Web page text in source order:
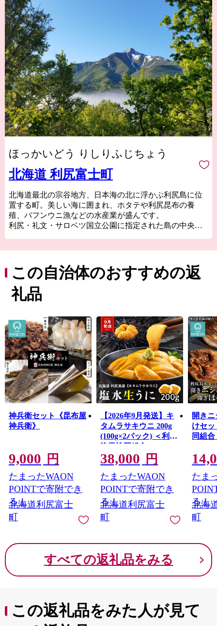
ほっかいどう りしりふじちょう
北海道 利尻富士町
北海道最北の宗谷地方、日本海の北に浮かぶ利尻島に位
置する町。美しい海に囲まれ、ホタテや利尻昆布の養
殖、バフンウニ漁などの水産業が盛んです。
利尻・礼文・サロベツ国立公園に指定された島の中央に
真夏でも平均気温は22.1度と過ごしやすく、年間で最も寒
い時期にはマイナス10度になることも。例年2月には、こ
の冬の厳しい寒さを楽しむイベントも開催しています。
この自治体のおすすめの返
礼品
神兵衛セット《昆布屋
神兵衛》
9,000 円
たまったWAON
POINTで寄附でき
る！
北海道利尻富士
町
【2026年9月発送】キ
タムラサキウニ 200g
(100g×2パック) ＜利尻
漁業協同組合＞
38,000 円
たまったWAON
POINTで寄附でき
る！
北海道利尻富士
町
開き
けセ
同組合
たま
る！
北海
町
すべての返礼品をみる
この返礼品をみた人が見て